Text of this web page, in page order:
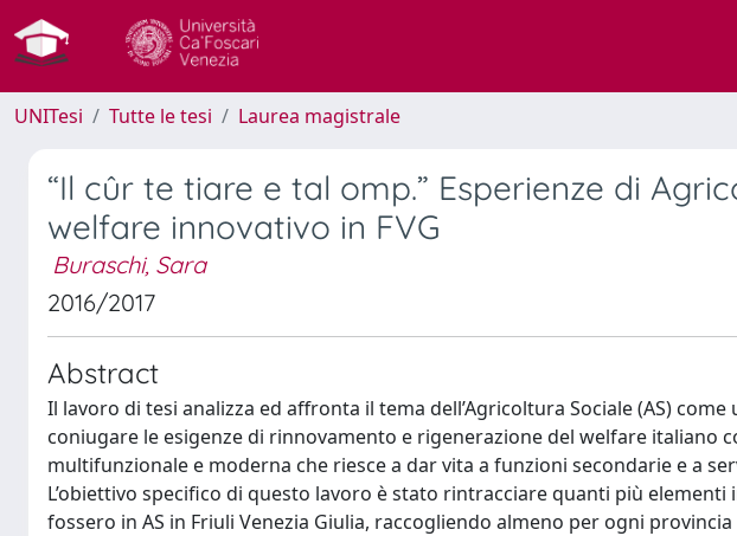
UNITesi Tutte le tesi Laurea magistrale
“Il cûr te tiare e tal omp.” Esperienze di
welfare innovativo in FVG
Buraschi, Sara
2016/2017
Abstract
Il lavoro di tesi analizza ed affronta il tema dell’Agricoltura Sociale (AS)
coniugare le esigenze di rinnovamento e rigenerazione del welfare italiano
multifunzionale e moderna che riesce a dar vita a funzioni secondarie e a
L’obiettivo specifico di questo lavoro è stato rintracciare quanti più
fossero in AS in Friuli Venezia Giulia, raccogliendo almeno per ogni